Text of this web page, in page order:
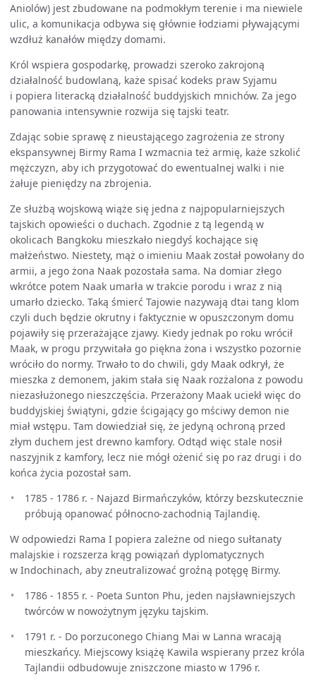
Aniolów) jest zbudowane na podmokłym terenie i ma niewiele
ulic, a komunikacja odbywa się głównie łodziami pływającymi
wzdłuż kanałów między domami.
Król wspiera gospodarkę, prowadzi szeroko zakrojoną
działalność budowlaną, każe spisać kodeks praw Syjamu
i popiera literacką działalność buddyjskich mnichów. Za jego
panowania intensywnie rozwija się tajski teatr.
Zdając sobie sprawę z nieustającego zagrożenia ze strony
ekspansywnej Birmy Rama I wzmacnia też armię, każe szkolić
mężczyzn, aby ich przygotować do ewentualnej walki i nie
żałuje pieniędzy na zbrojenia.
Ze służbą wojskową wiąże się jedna z najpopularniejszych
tajskich opowieści o duchach. Zgodnie z tą legendą w
okolicach Bangkoku mieszkało niegdyś kochające się
małżeństwo. Niestety, mąż o imieniu Maak został powołany do
armii, a jego żona Naak pozostała sama. Na domiar złego
wkrótce potem Naak umarła w trakcie porodu i wraz z nią
umarło dziecko. Taką śmierć Tajowie nazywają dtai tang klom
czyli duch będzie okrutny i faktycznie w opuszczonym domu
pojawiły się przerażające zjawy. Kiedy jednak po roku wrócił
Maak, w progu przywitała go piękna żona i wszystko pozornie
wróciło do normy. Trwało to do chwili, gdy Maak odkrył, że
mieszka z demonem, jakim stała się Naak rozżalona z powodu
niezasłużonego nieszczęścia. Przerażony Maak uciekł więc do
buddyjskiej świątyni, gdzie ścigający go mściwy demon nie
miał wstępu. Tam dowiedział się, że jedyną ochroną przed
złym duchem jest drewno kamfory. Odtąd więc stale nosił
naszyjnik z kamfory, lecz nie mógł ożenić się po raz drugi i do
końca życia pozostał sam.
1785 - 1786 r. - Najazd Birmańczyków, którzy bezskutecznie
próbują opanować północno-zachodnią Tajlandię.
W odpowiedzi Rama I popiera zależne od niego sułtanaty
malajskie i rozszerza krąg powiązań dyplomatycznych
w Indochinach, aby zneutralizować groźną potęgę Birmy.
1786 - 1855 r. - Poeta Sunton Phu, jeden najsławniejszych
twórców w nowożytnym języku tajskim.
1791 r. - Do porzuconego Chiang Mai w Lanna wracają
mieszkańcy. Miejscowy książę Kawila wspierany przez króla
Tajlandii odbudowuje zniszczone miasto w 1796 r.